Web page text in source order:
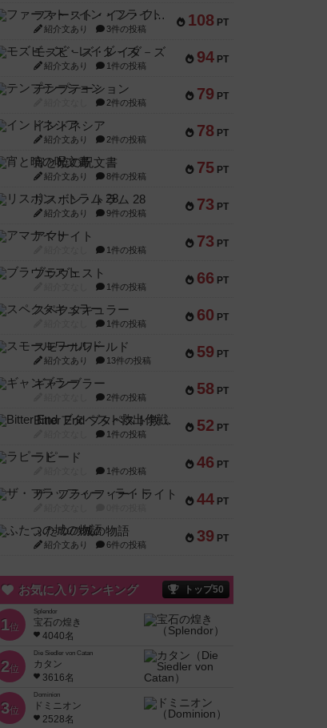
108 PT
ファースト・イン・フライト
紹介文あり 3件の投稿
94 PT
モズビ－ズ・レイダ－ズ
紹介文あり 1件の投稿
79 PT
テンプテーション
2件の投稿
78 PT
インドネシア
紹介文あり 2件の投稿
75 PT
宵と暁の呪文書
紹介文あり 8件の投稿
73 PT
リスボン・トラム 28
紹介文あり 9件の投稿
73 PT
アマナイト
1件の投稿
66 PT
ブラヴェスト
1件の投稿
60 PT
スペクタキュラー
1件の投稿
59 PT
スモールワールド
紹介文あり 13件の投稿
58 PT
ギャンブラー
2件の投稿
52 PT
Bitter End ブタペスト救出作戦
1件の投稿
46 PT
ラピード
1件の投稿
44 PT
ザ・フラッフィー・ライト
39 PT
ふたつの城の物語
紹介文あり 6件の投稿
お気に入りランキング トップ50
1位
Splendor
宝石の煌き
4040名
2位
Die Siedler von Catan
カタン
3616名
3位
Dominion
ドミニオン
2528名